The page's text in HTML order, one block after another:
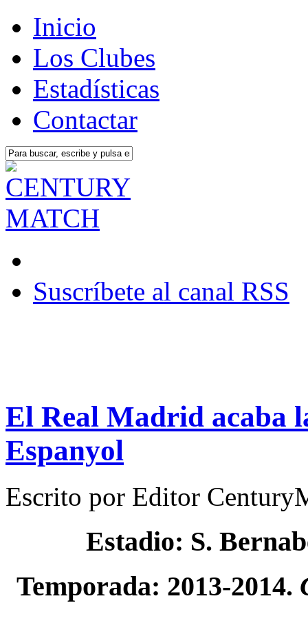
Inicio
Los Clubes
Estadísticas
Contactar
Suscríbete al canal RSS
El Real Madrid acaba
Espanyol
Escrito por Editor
Estadio: S.
Temporada: 2013-2014.